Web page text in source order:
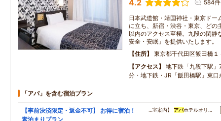
4.2 584件
日本武道館・靖国神社・東京ドー
に立ち、新宿・渋谷・東京、どの
以内のアクセス至極。九段の閑静
安全・安眠」を提供いたします。
住所
東京都千代田区飯田橋１
アクセス
地下鉄「九段下駅
分・地下鉄・JR「飯田橋駅」東口
「アパ」を含む宿泊プラン
【事前決済限定・返金不可】 お得に宿泊！
素泊まりプラン
…室案内】 アパホテルオリ…